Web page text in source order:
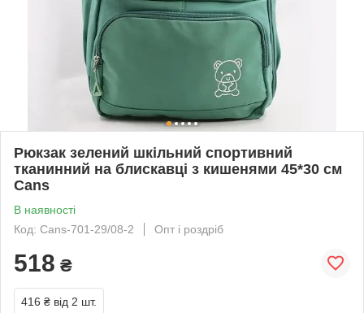
Рюкзак зелений шкільний спортивний
тканинний на блискавці з кишенями 45*30 см
Cans
В наявності
Код: Cans-701-29/08-2
Опт і роздріб
518 ₴
416 ₴ від 2 шт.